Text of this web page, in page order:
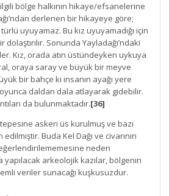
bölge halkının hikaye/efsanelerine
derlenen bir hikayeye göre;
türlü uyuyamaz. Bu kız uyuyamadığı için
Sonunda Yayladağı’ndaki
Kız, orada atın üstündeyken uykuya
oraya saray ve büyük bir meyve
bir bahçe ki insanın ayağı yere
daldan dala atlayarak gidebilir.
da bulunmaktadır.[36]
tepesine askeri üs kurulmuş ve bazı
Buda Kel Dağı ve civarının
neden
yapılacak arkeolojik kazılar, bölgenin
veriler sunacağı kuşkusuzdur.